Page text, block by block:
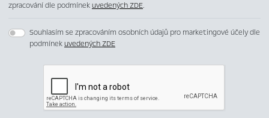
zpracování dle podmínekuvedených ZDE.
Souhlasím se zpracováním osobních údajů pro marketingové účely dle
podmínekuvedených ZDE